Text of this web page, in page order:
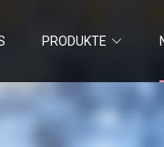
PRODUKTE